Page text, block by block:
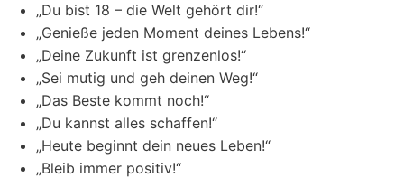
„Du bist 18 – die Welt gehört dir!“
„Genieße jeden Moment deines Lebens!“
„Deine Zukunft ist grenzenlos!“
„Sei mutig und geh deinen Weg!“
„Das Beste kommt noch!“
„Du kannst alles schaffen!“
„Heute beginnt dein neues Leben!“
„Bleib immer positiv!“